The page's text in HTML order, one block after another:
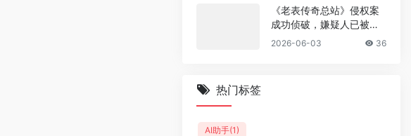
《老表传奇总站》侵权案
成功侦破，嫌疑人已被抓
捕
2026-06-03 36
热门标签
AI助手(1)